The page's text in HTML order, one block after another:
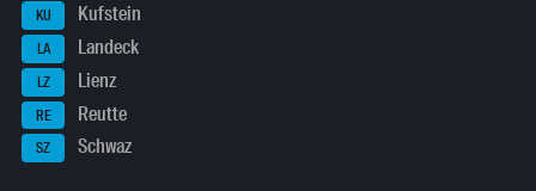
KU Kufstein
LA Landeck
LZ Lienz
RE Reutte
SZ Schwaz